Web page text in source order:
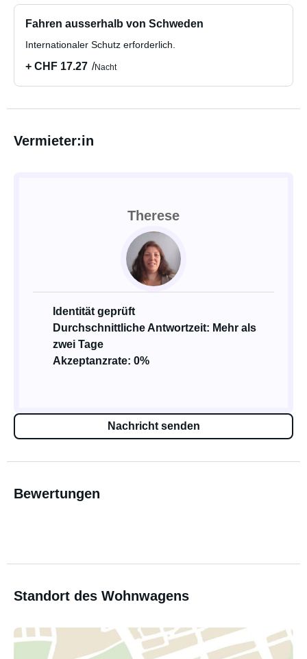
Fahren ausserhalb von Schweden
Internationaler Schutz erforderlich.
+ CHF 17.27 Nacht
Vermieter:in
Therese
Identität geprüft
Durchschnittliche Antwortzeit: Mehr als
zwei Tage
Akzeptanzrate: 0%
Nachricht senden
Bewertungen
Standort des Wohnwagens